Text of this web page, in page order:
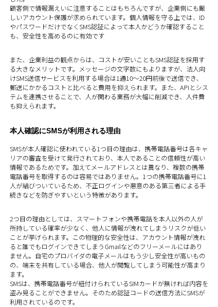
顧客側で情報漏えいに注意することはもちろんですが、企業側にも厳
しいアカウント保護が求められています。個人情報を守る上では、ID
やパスワードだけでなくSMS認証によって本人かどうか確認すること
も、安全性を高めるのに有効です
また、企業利益の観点からは、コストが安いこともSMS認証を採用す
る大きなメリットです。メッセージの文字数にもよりますが、法人向
けSMS送信サービスを利用する場合は1通10〜20円前後で送信でき、
郵送にかかるコストと比べると費用を抑えられます。また、APIとシス
テムを連携させることで、人が関わる業務が大幅に削減でき、人件費
も抑えられます。
本人確認にSMSが利用される理由
SMSが本人確認に使われている1つ目の理由は、携帯電話番号は各キャ
リアの審査を受けて発行されており、本人であることの信頼性が高い
情報であるためです。加えてメールアドレスとは異なり、複数の携帯
電話番号を取得するのは容易ではありません。1つの携帯電話番号に1
人が結びついているため、不正ログインや悪意のある第三者による手
続きなどを防ぎやすいという特徴があります。
2つ目の理由としては、スマートフォンや携帯電話を本人以外の人が
所持している確率が少なく、他人に情報が洩れてしまうリスクが低い
ことが挙げられます。この物理的な安全性は、アカウント情報が洩れ
ると誰でもログインできてしまうGmailなどのフリーメールにはあり
ません。自宅のプロバイダの電子メールはもう少し安全性が高いもの
の、端末を共有している場合、他人が閲覧してしまう可能性が高まり
ます。
SMSは、携帯電話番号が紐付けられているSIMカードが無ければ内容を
盗み見ることができません。そのため認証コードの送信方法にSMSが
利用されているのです。